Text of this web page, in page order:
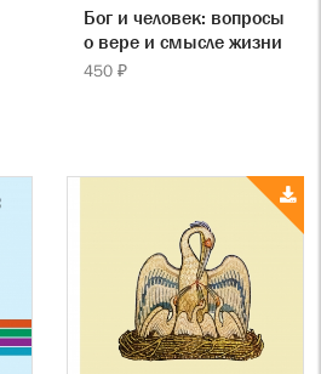
Бог и человек: вопросы
о вере и смысле жизни
450 ₽